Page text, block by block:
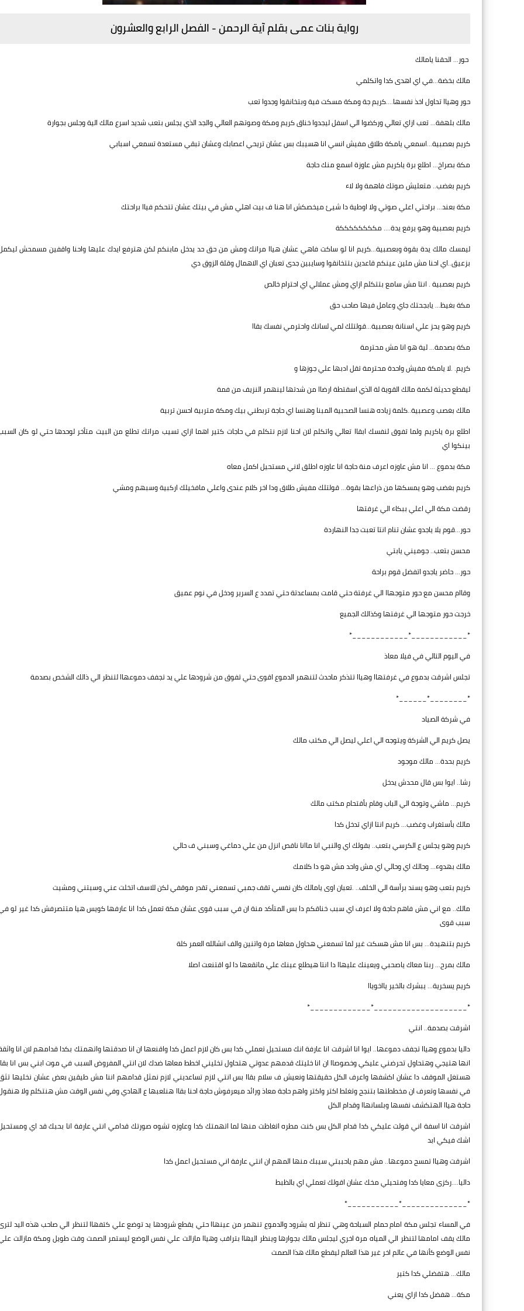
رواية بنات عمى بقلم آية الرحمن - الفصل الرابع والعشرون
حور... الحقنا يامالك
مالك بخضة...في اي اهدى كدا واتكلمي
حور وهياا تحاول اخذ نفسها....كريم جة ومكة مسكت فية وبتخانقوا وجدوا تعب
مالك بلهفة... تعب ازاي تعالي وركضوا الي اسفل ليجدوا خناق كريم ومكة وصوتهم العالي والجد الذي يجلس بتعب شديد اسرع مالك الية وجلس بجوارة
كريم بعصبية...اسمعي يامكة طلاق مفيش انسي انا هسيبك بس عشان تريحي اعصابك وعشان تبقي مستعدة تسمعي اسبابي
مكة بصراخ... اطلع برة ياكريم مش عاوزة اسمع منك حاجة
كريم بغضب.. متعليش صوتك فاهمة ولا لاء
مكة بعند... براحتي اعلي صوتي ولا اوطية دا شيئ ميخصكش انا هنا ف بيت اهلي مش في بيتك عشان تتحكم فياا براحتك
كريم بعصبية وهو يرفع يدة.... مككككككككة
ليمسك مالك يدة بقوة وبعصبية...كريم انا لو ساكت فاهي عشان هياا مراتك ومش من حق حد يدخل مابنكم لكن هترفع ايدك عليها واحنا واقفين مسمحش
بزعيق..اي احنا مش ملين عينكم قاعدين بتتخانقوا وسايبين جدى تعبان اي الاهمال وقلة الزوق دي
كريم بعصبية . انتا مش سامع بتتكلم ازاي ومش عملالي اي احترام خالص
مكة بغيظ... يابجحتك جاي وعامل فيها صاحب حق
كريم وهو يحز علي اسنانة بعصبية...قولتلك لمي لسانك واحترمي نفسك بقاا
مكة بصدمة... لية هو انا مش محترمة
كريم. .لا يامكة مفيش واحدة محترمة تقل ادبها علي جوزها و
ليقطع حديثة لكمة مالك القوية لة الذي اسقتطة ارضاا من شدتها لينهمر النزيف من فمة
مالك بغصب وعصبية..كلمة زياده هنسا الصحبية المبنا وهنسا اي حاجة تربطني بيك ومكة متربية احسن تربية
اطلع برة ياكريم ولما تفوق لنفسك ابقاا تعالي واتكلم لان احنا لازم نتكلم في حاجات كتير اهما ازاي تسيب مراتك تطلع من البيت متأخر لوحدها حتي لو كان
بينكوا اي
مكة بدموع ... انا مش عاوزه اعرف منة حاجة انا عاوزه اطلق لاني مستحيل اكمل معاه
كريم بغضب وهو يمسكها من ذراعها بقوة... قولتلك مفيش طلاق ودا اخر كلام عندى واعلي مافخيلك اركبية وسبهم ومشي
رقضت مكة الي اعلي ببكاء الي غرفتها
حور...قوم يلا ياجدو عشان تنام انتا تعبت جدا النهاردة
محسن بتعب.. جوميني يابتي
حور... حاضر ياجدو اتفضل قوم براحة
وقاام محسن مع حور متوجهاا الي غرفتة حتي قامت بمساعدتة حتي تمدد ع السرير ودخل في نوم عميق
خرجت حور متوجها الي غرفتها وكذالك الجميع
*____________*____________*
في اليوم التالي في فيلا معاذ
تجلس اشرقت بدموع في غرفتهاا وهياا تتذكر ماحدث لتنهمر الدموع اقوى حتي تفوق من شرودها علي يد تجفف دموعهاا لتنظر الي ذالك الشخص بصدمة
*________*______*
في شركة الصياد
يصل كريم الي الشركة ويتوجه الي اعلي ليصل الي مكتب مالك
كريم بحدة... مالك موجود
رشا.. ايوا بس قال محدش يدخل
كريم... ماشي وتوجة الي الباب وقام بأقتحام مكتب مالك
مالك بأستغراب وغضب... كريم انتا ازاي تدخل كدا
كريم وهو يجلس ع الكرسي بتعب.. بقولك اي والنبي انا ماانا ناقص انزل من علي دماغي وسبني ف حالي
مالك بهدوء... وحالك اي وحالي اي مش واحد مش هو دا كلامك
كريم بتعب وهو يسند برأسة الي الخلف.. .تعبان اوى يامالك كان نفسي تقف جمبي تسمعني تقدر موقفي لكن للاسف اتخلت عني وسبتني ومشيت
مالك.. مع اني مش فاهم حاجة ولا اعرف اي سبب خناقكم دا بس المتأكد منة ان في سبب قوى عشان مكة تعمل كدا انا عارفها كويس هيا متتصرفش كدا غير لو
سبب قوى
كريم بتنهيدة... بس انا مش هسكت غير لما تسمعني هحاول معاها مرة واتنين والف انشالله العمر كلة
مالك بمرح... ربنا معاك ياصحبي ويعينك عليهاا دا انتا هيطلع عينك علي ماتقعها دا لو اقتنعت اصلا
كريم يسخرية... يبشرك بالخير يااخوياا
*____________________*_____________*
اشرقت بصدمة.. انتي
داليا بدموع وهياا تجفف دموعها.. ايوا انا اشرقت انا عارفة انك مستحيل تعملي كدا بس كان لازم اعمل كدا واقنعها ان انا صدقتها واتهمتك بكدا قدامهم لان انا
انها هتيجي وهتحاول تحرضني عليكي وخصوصاا ان انا خليتك قدمهم عدوتي هتحاول تخليني اخطط معاها ضدك لان انتي المفروض السبب في موت ابني بس انا
هستغل الموقف دا عشان اكشفها واعرف الكل حقيقتها ونعيش ف سلام بقاا بس انتي لازم تساعديني لازم نمثل قدامهم اننا مش طيقين بعض عشان نخليها
في نفسها وتعرف ان مخططتها بتنجح وتغلط اكتر واكتر واهم حاجة معاذ ورائد ميعرفوش حاجة احنا بقاا هنلعبها ع الهادي وفي نفس الوقت مش هنتكلم ولا
حاجة هياا الهتكشف نفسها وبلسانهاا وقدام الكل
اشرقت انا اسفة اني قولت عليكي كدا قدام الكل بس كنت مطره اتغاظت منها لما اتهمتك كدا وعاوزه تشوه صورتك قدامي انتي عارفة انا بحبك قد اي
اشك فيكي ابد
اشرقت وهياا تمسح دموعها.. مش مهم ياحببتي سيبك منها المهم ان انتي عارفة اني مستحيل اعمل كدا
داليا....ركزى معايا كدا وفتحيلي مخك عشان اقولك تعملي اي بالظبط
*______________*___________*
في المساء تجلس مكة امام حمام السباحة وهي تنظر له بشرود والدموع تنهمر من عينهاا حتي يقطع شرودها يد توضع علي كتفهاا لتنظر الي صاحب هذه اليد
مالك يقف امامها لتنظر الي المياه مرة اخري ليجلس مالك بجوارها وينظر اليهاا بتراقب وهياا مازالت علي نفس الوضع ليستمر الصمت وقت طويل ومكة مازالت
نفس الوضع كأنها في عالم اخر غير هذا العالم ليقطع مالك هذا الصمت
مالك... هتفضلي كدا كتير
مكة... هفضل كدا ازاي يعني